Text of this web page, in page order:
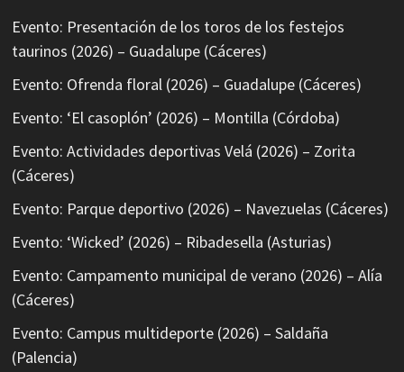
Evento: Presentación de los toros de los festejos
taurinos (2026) – Guadalupe (Cáceres)
Evento: Ofrenda floral (2026) – Guadalupe (Cáceres)
Evento: ‘El casoplón’ (2026) – Montilla (Córdoba)
Evento: Actividades deportivas Velá (2026) – Zorita
(Cáceres)
Evento: Parque deportivo (2026) – Navezuelas (Cáceres)
Evento: ‘Wicked’ (2026) – Ribadesella (Asturias)
Evento: Campamento municipal de verano (2026) – Alía
(Cáceres)
Evento: Campus multideporte (2026) – Saldaña
(Palencia)